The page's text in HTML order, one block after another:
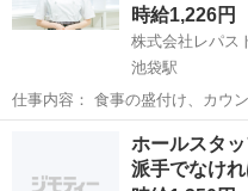
時給1,226円
株式会社レパス
池袋駅
仕事内容： 食事の盛付け、カウ
洗浄など、女子学生食堂での簡単なお仕事です
慣れていただけます 普段ご家庭
すし、 少しずつお教えしなが...
池袋駅
ホールスタ
派手でなけ